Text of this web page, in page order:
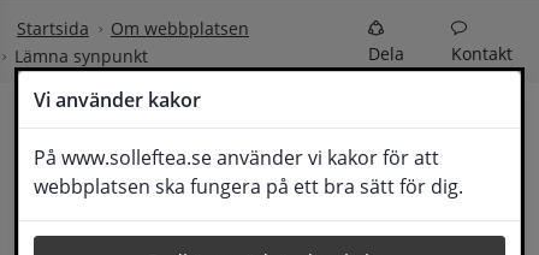
Vi använder kakor
På www.solleftea.se använder vi kakor för att
webbplatsen ska fungera på ett bra sätt för dig.
Startsida
Om webbplatsen
Lämna synpunkt
Dela Kontakt
Lämna synpunkt
Här kan du lämna synpunkter, förslag och